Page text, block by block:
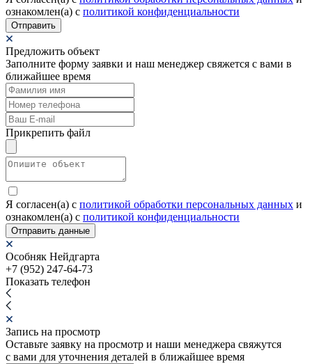
ознакомлен(а) с политикой конфиденциальности
Отправить
Предложить объект
Заполните форму заявки и наш менеджер свяжется с вами в
ближайшее время
Прикрепить файл
Я согласен(а) c политикой обработки персональных данных и
ознакомлен(а) с политикой конфиденциальности
Отправить данные
Особняк Нейдгарта
+7 (952) 247-64-73
Показать телефон
Запись на просмотр
Оставьте заявку на просмотр и наши менеджера свяжутся
с вами для уточнения деталей в ближайшее время